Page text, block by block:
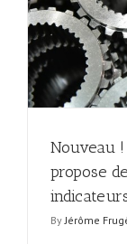
Nouveau
propose
By Jérôme